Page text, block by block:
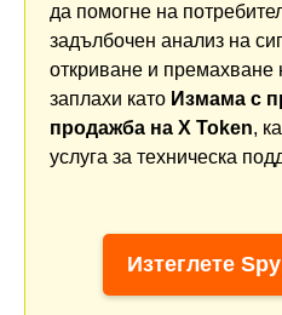
да помогне на
задълбочен анализ на
откриване и премахване
заплахи като Измама с
продажба на X Token,
услуга за техническа
Изтеглете